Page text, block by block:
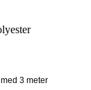
3 meter